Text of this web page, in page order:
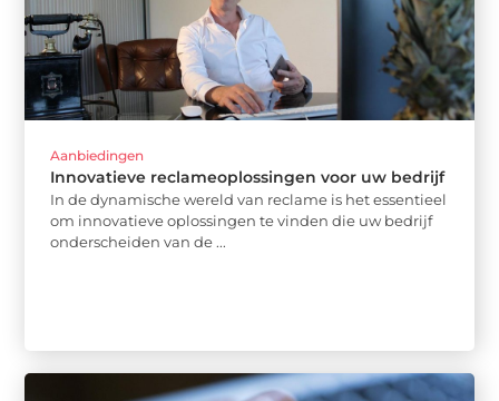
Aanbiedingen
Innovatieve reclameoplossingen voor uw bedrijf
In de dynamische wereld van reclame is het essentieel
om innovatieve oplossingen te vinden die uw bedrijf
onderscheiden van de ...